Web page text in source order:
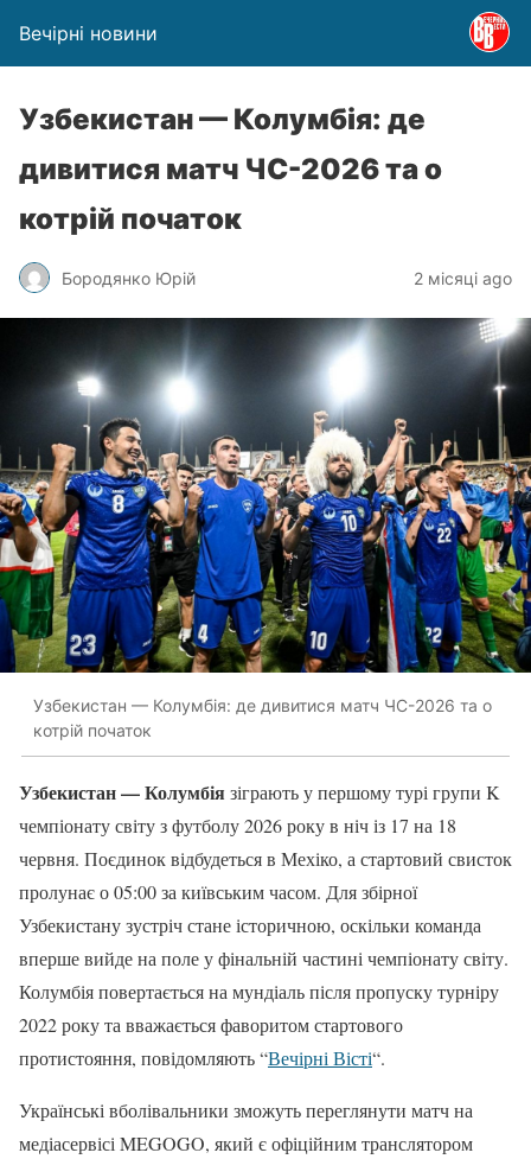
Вечірні новини
Узбекистан — Колумбія: де
дивитися матч ЧС-2026 та о
котрій початок
Бородянко Юрій 2 місяці ago
Узбекистан — Колумбія: де дивитися матч ЧС-2026 та о
котрій початок
Узбекистан — Колумбіязіграють у першому турі групи K
чемпіонату світу з футболу 2026 року в ніч із 17 на 18
червня. Поєдинок відбудеться в Мехіко, а стартовий свисток
пролунає о 05:00 за київським часом. Для збірної
Узбекистану зустріч стане історичною, оскільки команда
вперше вийде на поле у фінальній частині чемпіонату світу.
Колумбія повертається на мундіаль після пропуску турніру
2022 року та вважається фаворитом стартового
протистояння, повідомляють “Вечірні Вісті“.
Українські вболівальники зможуть переглянути матч на
медіасервісі MEGOGO, який є офіційним транслятором